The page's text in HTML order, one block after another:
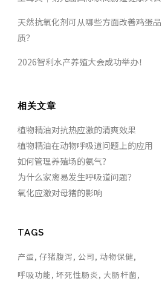
天然抗氧化剂可从哪些方面改善鸡蛋品
质？
2026智利水产养殖大会成功举办！
相关文章
植物精油对抗热应激的清爽效果
植物精油在动物呼吸道问题上的应用
如何管理养殖场的氨气？
为什么家禽易发生呼吸道问题？
氧化应激对母猪的影响
TAGS
产蛋 仔猪腹泻 公司 动物保健
呼吸功能 坏死性肠炎 大肠杆菌